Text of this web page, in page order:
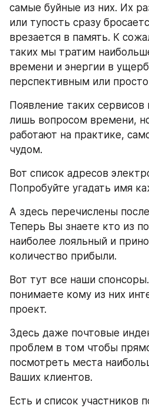
самые буйные из них. Их
или тупость сразу
врезается в память. К
таких мы тратим
времени и энергии в
перспективным или
Появление таких сервисов
лишь вопросом времени,
работают на практике,
чудом.
Вот список адресов
Попробуйте угадать имя
А здесь перечислены
Теперь Вы знаете кто из
наиболее лояльный и
количество прибыли.
Вот тут все наши
понимаете кому из них
проект.
Здесь даже почтовые
проблем в том чтобы
посмотреть места
Ваших клиентов.
Есть и список участников